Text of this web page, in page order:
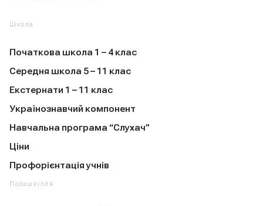
Школа
Початкова школа 1 – 4 клас
Середня школа 5 – 11 клас
Екстернати 1 – 11 клас
Українознавчий компонент
Навчальна програма “Слухач”
Ціни
Профорієнтація учнів
Позашкілля